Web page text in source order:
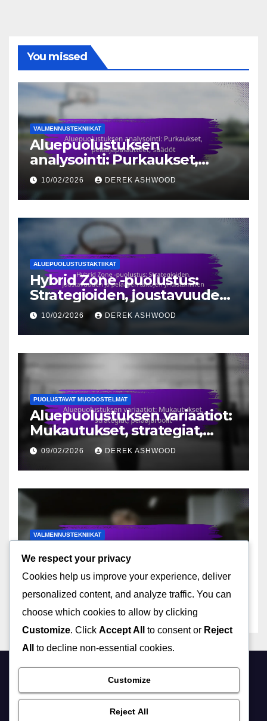
You missed
VALMENNUSTEKNIIKAT
Aluepuolustuksen
analysointi: Purkaukset,
pelaajapalautteet, säädöt
10/02/2026 DEREK ASHWOOD
ALUEPUOLUSTUSTAKTIIKAT
Hybrid Zone -puolustus:
Strategioiden, joustavuuden
ja pelaajien taitojen
yhdistäminen
10/02/2026 DEREK ASHWOOD
PUOLUSTAVAT MUODOSTELMAT
Aluepuolustuksen variaatiot:
Mukautukset, strategiat,
pelaajaroolit
09/02/2026 DEREK ASHWOOD
VALMENNUSTEKNIIKAT
Vyöhykepuolustuksen
toteuttaminen: Askel
askeleelta, Pelaajien
sitoutuminen, Toteutus
pepewillberg.net
We respect your privacy
Cookies help us improve your experience, deliver
personalized content, and analyze traffic. You can
choose which cookies to allow by clicking
Customize. Click Accept All to consent or Reject
All
to decline non-essential cookies.
Customize
Reject All